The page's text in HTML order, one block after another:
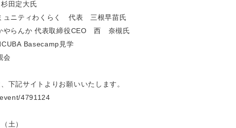
田定大氏
ニティわくらく 代表 三根早苗氏
らんか 代表取締役CEO 西 奈槻氏
Basecamp見学
会
下記サイトよりお願いいたします。
4791124
土）